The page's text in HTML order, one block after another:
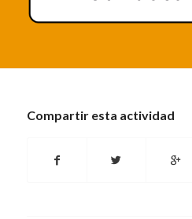
Compartir esta actividad